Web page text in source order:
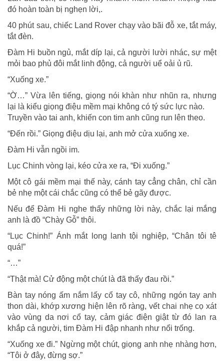
đó hoàn toàn bị nghẹn lời,.
40 phút sau, chiếc Land Rover chạy vào bãi đỗ xe, tắt máy,
tắt đèn.
Đàm Hi buồn ngủ, mắt díp lại, cả người lười nhác, sự mệt
mỏi bao phủ đôi mắt linh động, cả người uể oải ủ rũ.
“Xuống xe.”
“Ờ…” Vừa lên tiếng, giọng nói khàn như nhũn ra, nhưng
lại là kiểu giọng điệu mềm mại không có tý sức lực nào.
Truyền vào tai anh, khiến con tim anh cũng run lên theo.
“Đến rồi.” Giọng điệu dịu lại, anh mở cửa xuống xe.
Đàm Hi vẫn ngồi im.
Lục Chinh vòng lại, kéo cửa xe ra, “Đi xuống.”
Một cô gái mềm mại thế này, cánh tay cẳng chân, chỉ cần
bẻ nhẹ một cái chắc cũng có thể bẻ gãy được.
Nếu để Đàm Hi nghe thấy những lời này, chắc lại mắng
anh là đồ “Chày Gỗ” thôi.
“Lục Chinh!” Ánh mắt long lanh tội nghiệp, “Chân tôi tê
quá!”
“…”
“Thật mà! Cử động một chút là đã thấy đau rồi.”
Bàn tay nóng ấm nắm lấy cổ tay cô, những ngón tay anh
thon dài, khớp xương hiện lên rõ ràng, vết chai nhẹ cọ xát
vào vùng da nơi cổ tay, cảm giác điện giật từ đó lan ra
khắp cả người, tim Đàm Hi đập nhanh như nổi trống.
“Xuống xe đi.” Ngừng một chút, giọng anh nhẹ nhàng hơn,
“Tôi ở đây, đừng sợ.”